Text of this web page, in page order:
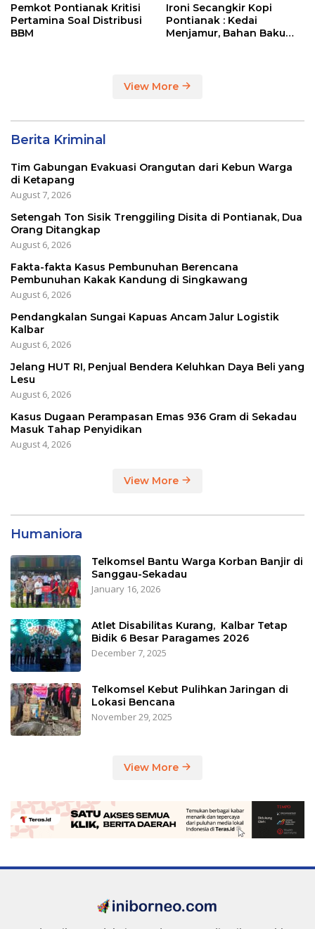
Pemkot Pontianak Kritisi
Pertamina Soal Distribusi
BBM
Ironi Secangkir Kopi
Pontianak : Kedai
Menjamur, Bahan Baku
View More
Berita Kriminal
Tim Gabungan Evakuasi Orangutan dari Kebun Warga
di Ketapang
August 7, 2026
Setengah Ton Sisik Trenggiling Disita di Pontianak, Dua
Orang Ditangkap
August 6, 2026
Fakta-fakta Kasus Pembunuhan Berencana
Pembunuhan Kakak Kandung di Singkawang
August 6, 2026
Pendangkalan Sungai Kapuas Ancam Jalur Logistik
Kalbar
August 6, 2026
Jelang HUT RI, Penjual Bendera Keluhkan Daya Beli yang
Lesu
August 6, 2026
Kasus Dugaan Perampasan Emas 936 Gram di Sekadau
Masuk Tahap Penyidikan
August 4, 2026
View More
Humaniora
Telkomsel Bantu Warga Korban Banjir di
Sanggau-Sekadau
January 16, 2026
Atlet Disabilitas Kurang, Kalbar Tetap
Bidik 6 Besar Paragames 2026
December 7, 2025
Telkomsel Kebut Pulihkan Jaringan di
Lokasi Bencana
November 29, 2025
View More